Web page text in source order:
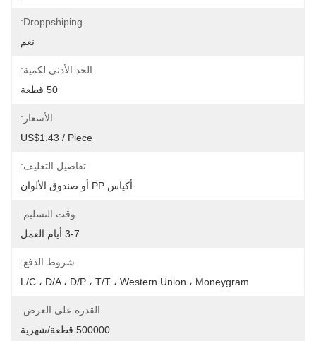
Droppshiping:
نعم
الحد الأدنى لكمية:
50 قطعة
الأسعار:
US$1.43 / Piece
تفاصيل التغليف:
أكياس PP أو صندوق الألوان
وقت التسليم:
3-7 أيام العمل
شروط الدفع:
L/C ، D/A ، D/P ، T/T ، Western Union ، Moneygram
القدرة على العرض:
500000 قطعة/شهرية